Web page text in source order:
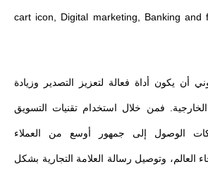
cart icon, Digital marketing, Banking and
أن يكون أداة فعالة لتعزيز التصدير وزيادة
فمن خلال استخدام تقنيات التسويق
الوصول إلى جمهور أوسع من العملاء
العالم، وتوصيل رسالة العلامة التجارية بشكل